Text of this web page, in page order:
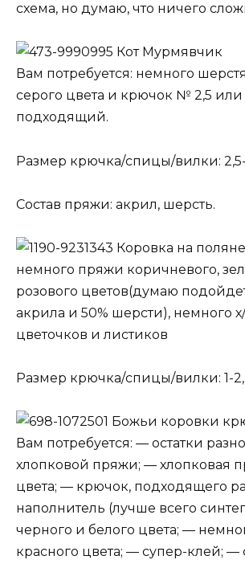
схема, но думаю, что ничего
Кот Мурмявчик
Вам потребуется: немного
серого цвета и крючок № 2,5
подходящий.
Размер крючка/спицы/вилки: 2,5-
Состав пряжи: акрил, шерсть.
Коровка на
немного пряжи коричневого,
розового цветов(думаю
акрила и 50% шерсти), немного
цветочков и листиков
Размер крючка/спицы/вилки: 1-2,
Божьи коровки
Вам потребуется: — остатки
хлопковой пряжи; — хлопковая
цвета; — крючок, подходящего
наполнитель (лучше всего
черного и белого цвета; —
красного цвета; — супер-клей; —